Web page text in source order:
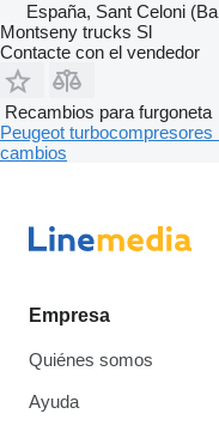
España, Sant Celoni
Montseny trucks Sl
Contacte con el vendedor
Recambios para furgoneta
Peugeot turbocompresores
cambios
Empresa
Quiénes somos
Ayuda